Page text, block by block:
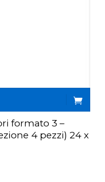
formato 3 –
4 pezzi) 24 x